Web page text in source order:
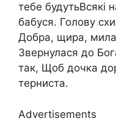
тебе будутьВсякі
бабуся. Голову
Добра, щира,
Звернулася до
так, Щоб дочка
терниста.
Advertisements